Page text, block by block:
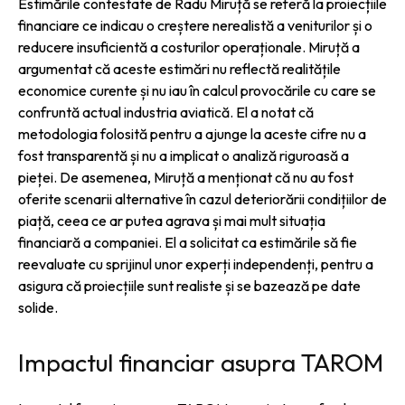
financiare ce indicau o creștere nerealistă a veniturilor și o
reducere insuficientă a costurilor operaționale. Miruță a
argumentat că aceste estimări nu reflectă realitățile
economice curente și nu iau în calcul provocările cu care se
confruntă actual industria aviatică. El a notat că
metodologia folosită pentru a ajunge la aceste cifre nu a
fost transparentă și nu a implicat o analiză riguroasă a
pieței. De asemenea, Miruță a menționat că nu au fost
oferite scenarii alternative în cazul deteriorării condițiilor de
piață, ceea ce ar putea agrava și mai mult situația
financiară a companiei. El a solicitat ca estimările să fie
reevaluate cu sprijinul unor experți independenți, pentru a
asigura că proiecțiile sunt realiste și se bazează pe date
solide.
Impactul financiar asupra TAROM